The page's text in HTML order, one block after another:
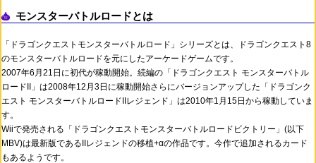
モンスターバトルロードとは
「ドラゴンクエストモンスターバトルロード」シリーズとは、ドラゴンクエスト8
のモンスターバトルロードを元にしたアーケードゲームです。
2007年6月21日に初代が稼動開始。続編の「ドラゴンクエスト モンスターバトル
ロードII」は2008年12月3日に稼動開始さらにバージョンアップした「ドラゴンク
エスト モンスターバトルロードIIレジェンド」は2010年1月15日から稼動していま
す。
Wiiで発売される「ドラゴンクエストモンスターバトルロードビクトリー」(以下
MBV)は最新版であるIIレジェンドの移植+αの作品です。今作で追加されるカード
もあるようです。